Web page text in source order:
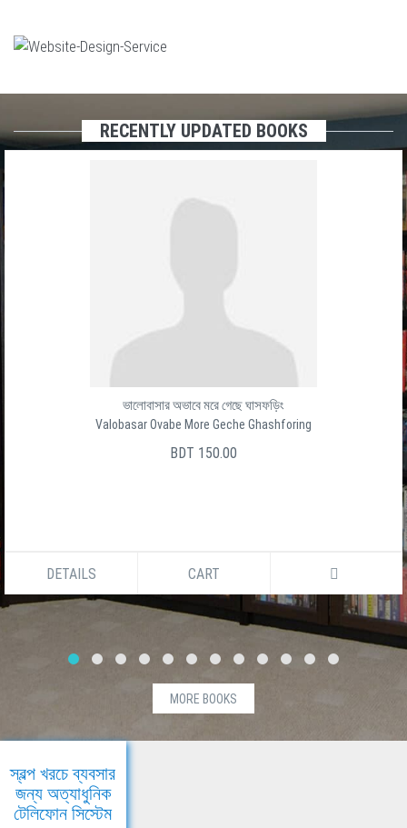
RECENTLY UPDATED BOOKS
ভালোবাসার অভাবে মরে গেছে ঘাসফড়িং
Valobasar Ovabe More Geche Ghashforing
BDT 150.00
DETAILS CART
MORE BOOKS
স্বল্প খরচে ব্যবসার
জন্য অত্যাধুনিক
টেলিফোন সিস্টেম